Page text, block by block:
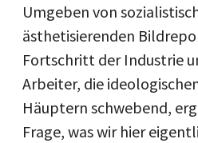
Umgeben von
ästhetisierenden
Fortschritt der Industrie
Arbeiter, die
Häuptern schwebend,
Frage, was wir hier